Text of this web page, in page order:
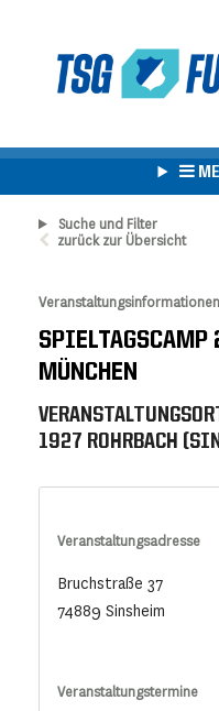
Suche und Filter
zurück zur Übersicht
Veranstaltungsinformationen
SPIELTAGSCAMP
MÜNCHEN
1927 ROHRBACH
Veranstaltungsadresse
Bruchstraße 37
74889 Sinsheim
Veranstaltungstermine